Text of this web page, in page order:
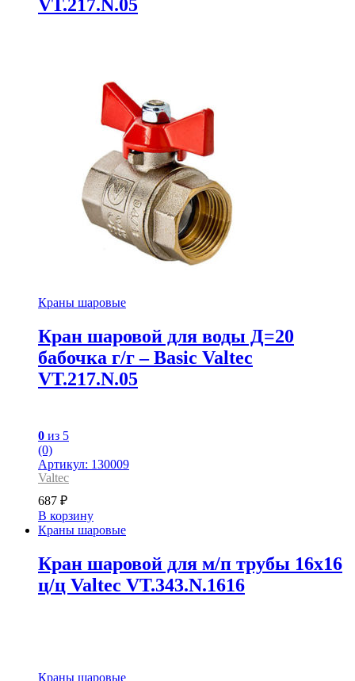
VT.217.N.05
Краны шаровые
Кран шаровой для воды Д=20
бабочка г/г – Basic Valtec
VT.217.N.05
0 из 5
(0)
Артикул: 130009
Valtec
687 ₽
В корзину
Краны шаровые
Кран шаровой для м/п трубы 16х16
ц/ц Valtec VT.343.N.1616
Краны шаровые